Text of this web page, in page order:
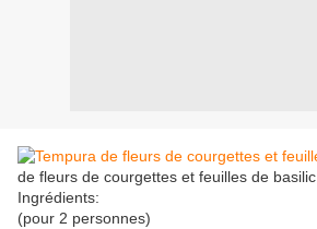
de fleurs de courgettes et feuilles de basilic
Ingrédients:
(pour 2 personnes)